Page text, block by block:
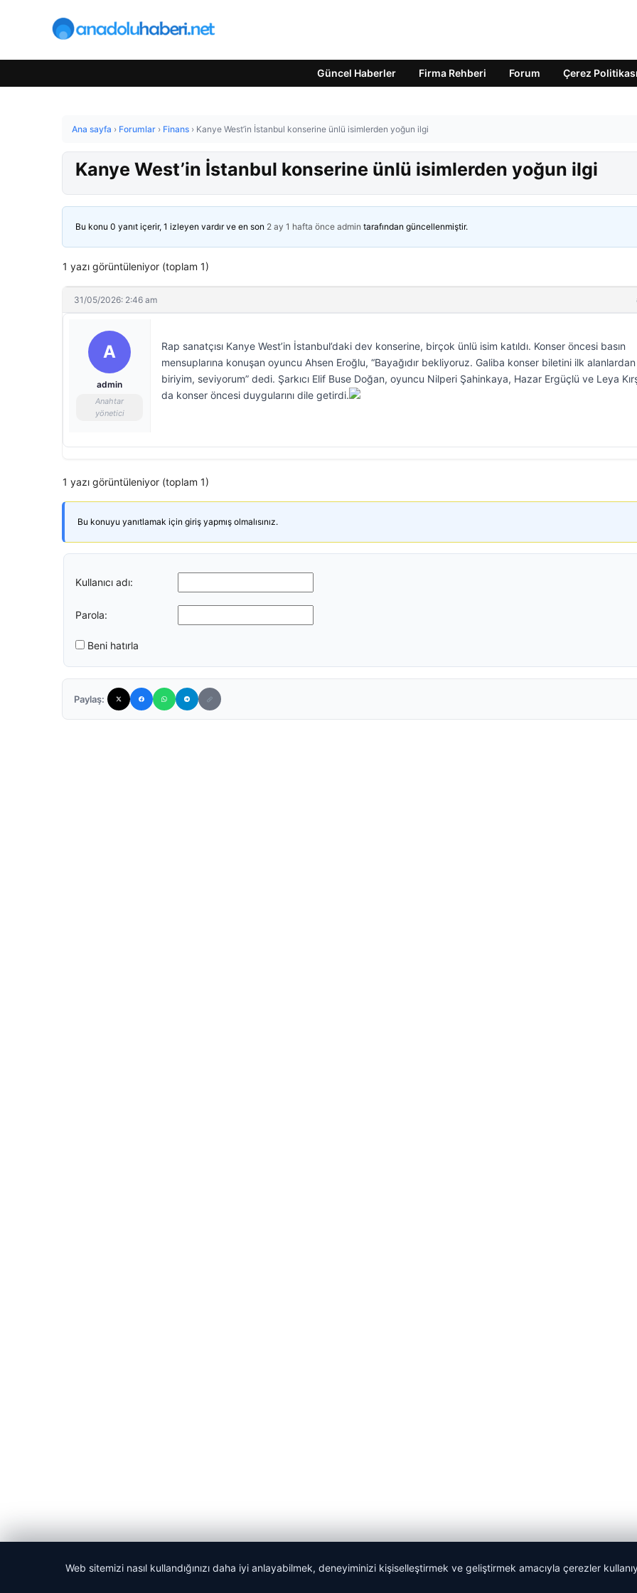
Güncel Haberler Firma Rehberi Forum Çerez Politikası
Ana sayfa › Forumlar › Finans › Kanye West’in İstanbul konserine ünlü isimlerden yoğun ilgi
Kanye West’in İstanbul konserine ünlü isimlerden yoğun ilgi
Bu konu 0 yanıt içerir, 1 izleyen vardır ve en son 2 ay 1 hafta önce admin tarafından güncellenmiştir.
1 yazı görüntüleniyor (toplam 1)
31/05/2026: 2:46 am
A
admin
Anahtar
yönetici
Rap sanatçısı Kanye West’in İstanbul’daki dev konserine, birçok ünlü isim katıldı. Konser öncesi basın
mensuplarına konuşan oyuncu Ahsen Eroğlu, “Bayağıdır bekliyoruz. Galiba konser biletini ilk alanlardan
biriyim, seviyorum” dedi. Şarkıcı Elif Buse Doğan, oyuncu Nilperi Şahinkaya, Hazar Ergüçlü ve Leya
da konser öncesi duygularını dile getirdi.
1 yazı görüntüleniyor (toplam 1)
Bu konuyu yanıtlamak için giriş yapmış olmalısınız.
Kullanıcı adı:
Parola:
Beni hatırla
Paylaş:
© 2026 Anadolu Haberi – Güncel Haberler
Web sitemizi nasıl kullandığınızı daha iyi anlayabilmek, deneyiminizi kişiselleştirmek ve geliştirmek amacıyla çerezler